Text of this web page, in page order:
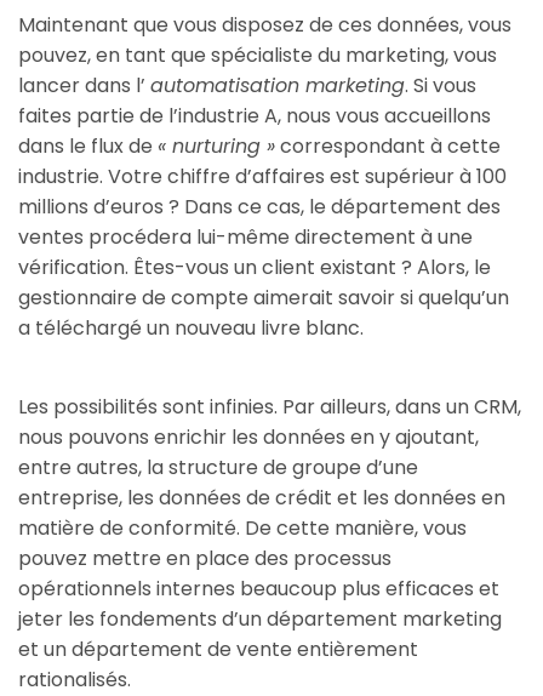
Maintenant que vous disposez de ces données, vous
pouvez, en tant que spécialiste du marketing, vous
lancer dans l’ automatisation marketing. Si vous
faites partie de l’industrie A, nous vous accueillons
dans le flux de « nurturing »correspondant à cette
industrie. Votre chiffre d’affaires est supérieur à 100
millions d’euros ? Dans ce cas, le département des
ventes procédera lui-même directement à une
vérification. Êtes-vous un client existant ? Alors, le
gestionnaire de compte aimerait savoir si quelqu’un
a téléchargé un nouveau livre blanc.
Les possibilités sont infinies. Par ailleurs, dans un CRM,
nous pouvons enrichir les données en y ajoutant,
entre autres, la structure de groupe d’une
entreprise, les données de crédit et les données en
matière de conformité. De cette manière, vous
pouvez mettre en place des processus
opérationnels internes beaucoup plus efficaces et
jeter les fondements d’un département marketing
et un département de vente entièrement
rationalisés.